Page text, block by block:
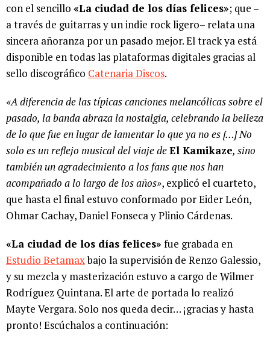
con el sencillo «La ciudad de los días felices»; que –
a través de guitarras y un indie rock ligero– relata una
sincera añoranza por un pasado mejor. El track ya está
disponible en todas las plataformas digitales gracias al
sello discográfico Catenaria Discos.
«A diferencia de las típicas canciones melancólicas sobre el
pasado, la banda abraza la nostalgia, celebrando la belleza
de lo que fue en lugar de lamentar lo que ya no es […] No
solo es un reflejo musical del viaje deEl Kamikaze, sino
también un agradecimiento a los fans que nos han
acompañado a lo largo de los años», explicó el cuarteto,
que hasta el final estuvo conformado por Eider León,
Ohmar Cachay, Daniel Fonseca y Plinio Cárdenas.
«La ciudad de los días felices» fue grabada en
Estudio Betamaxbajo la supervisión de Renzo Galessio,
y su mezcla y masterización estuvo a cargo de Wilmer
Rodríguez Quintana. El arte de portada lo realizó
Mayte Vergara. Solo nos queda decir… ¡gracias y hasta
pronto! Escúchalos a continuación: